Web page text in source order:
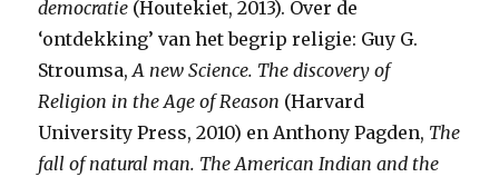
democratie (Houtekiet, 2013). Over de
‘ontdekking’ van het begrip religie: Guy G.
Stroumsa,A new Science. The discovery of
Religion in the Age of Reason (Harvard
University Press, 2010) en Anthony Pagden, The
fall of natural man. The American Indian and the